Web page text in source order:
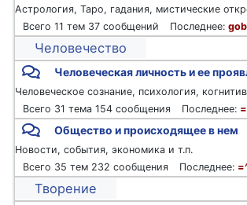
Астрология, Таро, гадания, мистические
11 тем 37 сообщений
Человечество
Человеческая личность и ее
Человеческое сознание, психология,
31 тема 154 сообщения
Общество и происходящее в нем
Новости, события, экономика и т.п.
35 тем 232 сообщения
Творение